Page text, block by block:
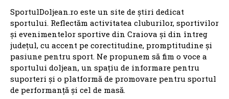
județul, cu accent pe corectitudine, promptitudine și
pasiune pentru sport. Ne propunem să fim o voce a
sportului doljean, un spațiu de informare pentru
suporteri și o platformă de promovare pentru sportul
de performanță și cel de masă.